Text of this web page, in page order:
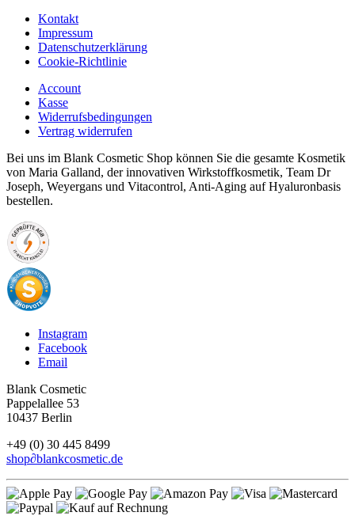
Kontakt
Impressum
Datenschutzerklärung
Cookie-Richtlinie
Account
Kasse
Widerrufsbedingungen
Vertrag widerrufen
Bei uns im Blank Cosmetic Shop können Sie die gesamte Kosmetik
von Maria Galland, der innovativen Wirkstoffkosmetik, Team Dr
Joseph, Weyergans und Vitacontrol, Anti-Aging auf Hyaluronbasis
bestellen.
Instagram
Facebook
Email
Blank Cosmetic
Pappelallee 53
10437 Berlin
+49 (0) 30 445 8499
shop∂blankcosmetic.de